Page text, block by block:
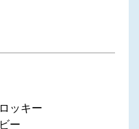
ッキー
ー